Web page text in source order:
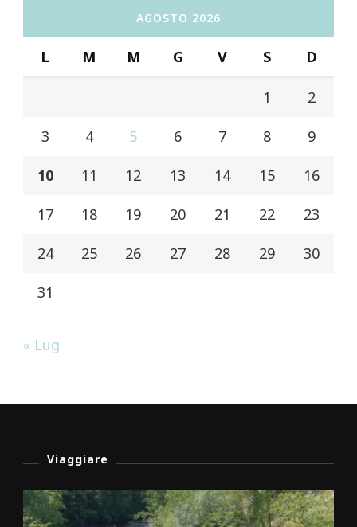
AGOSTO 2026
L M M G V S D
1 2
3 4 5 6 7 8 9
10 11 12 13 14 15 16
17 18 19 20 21 22 23
24 25 26 27 28 29 30
31
« Lug
Viaggiare